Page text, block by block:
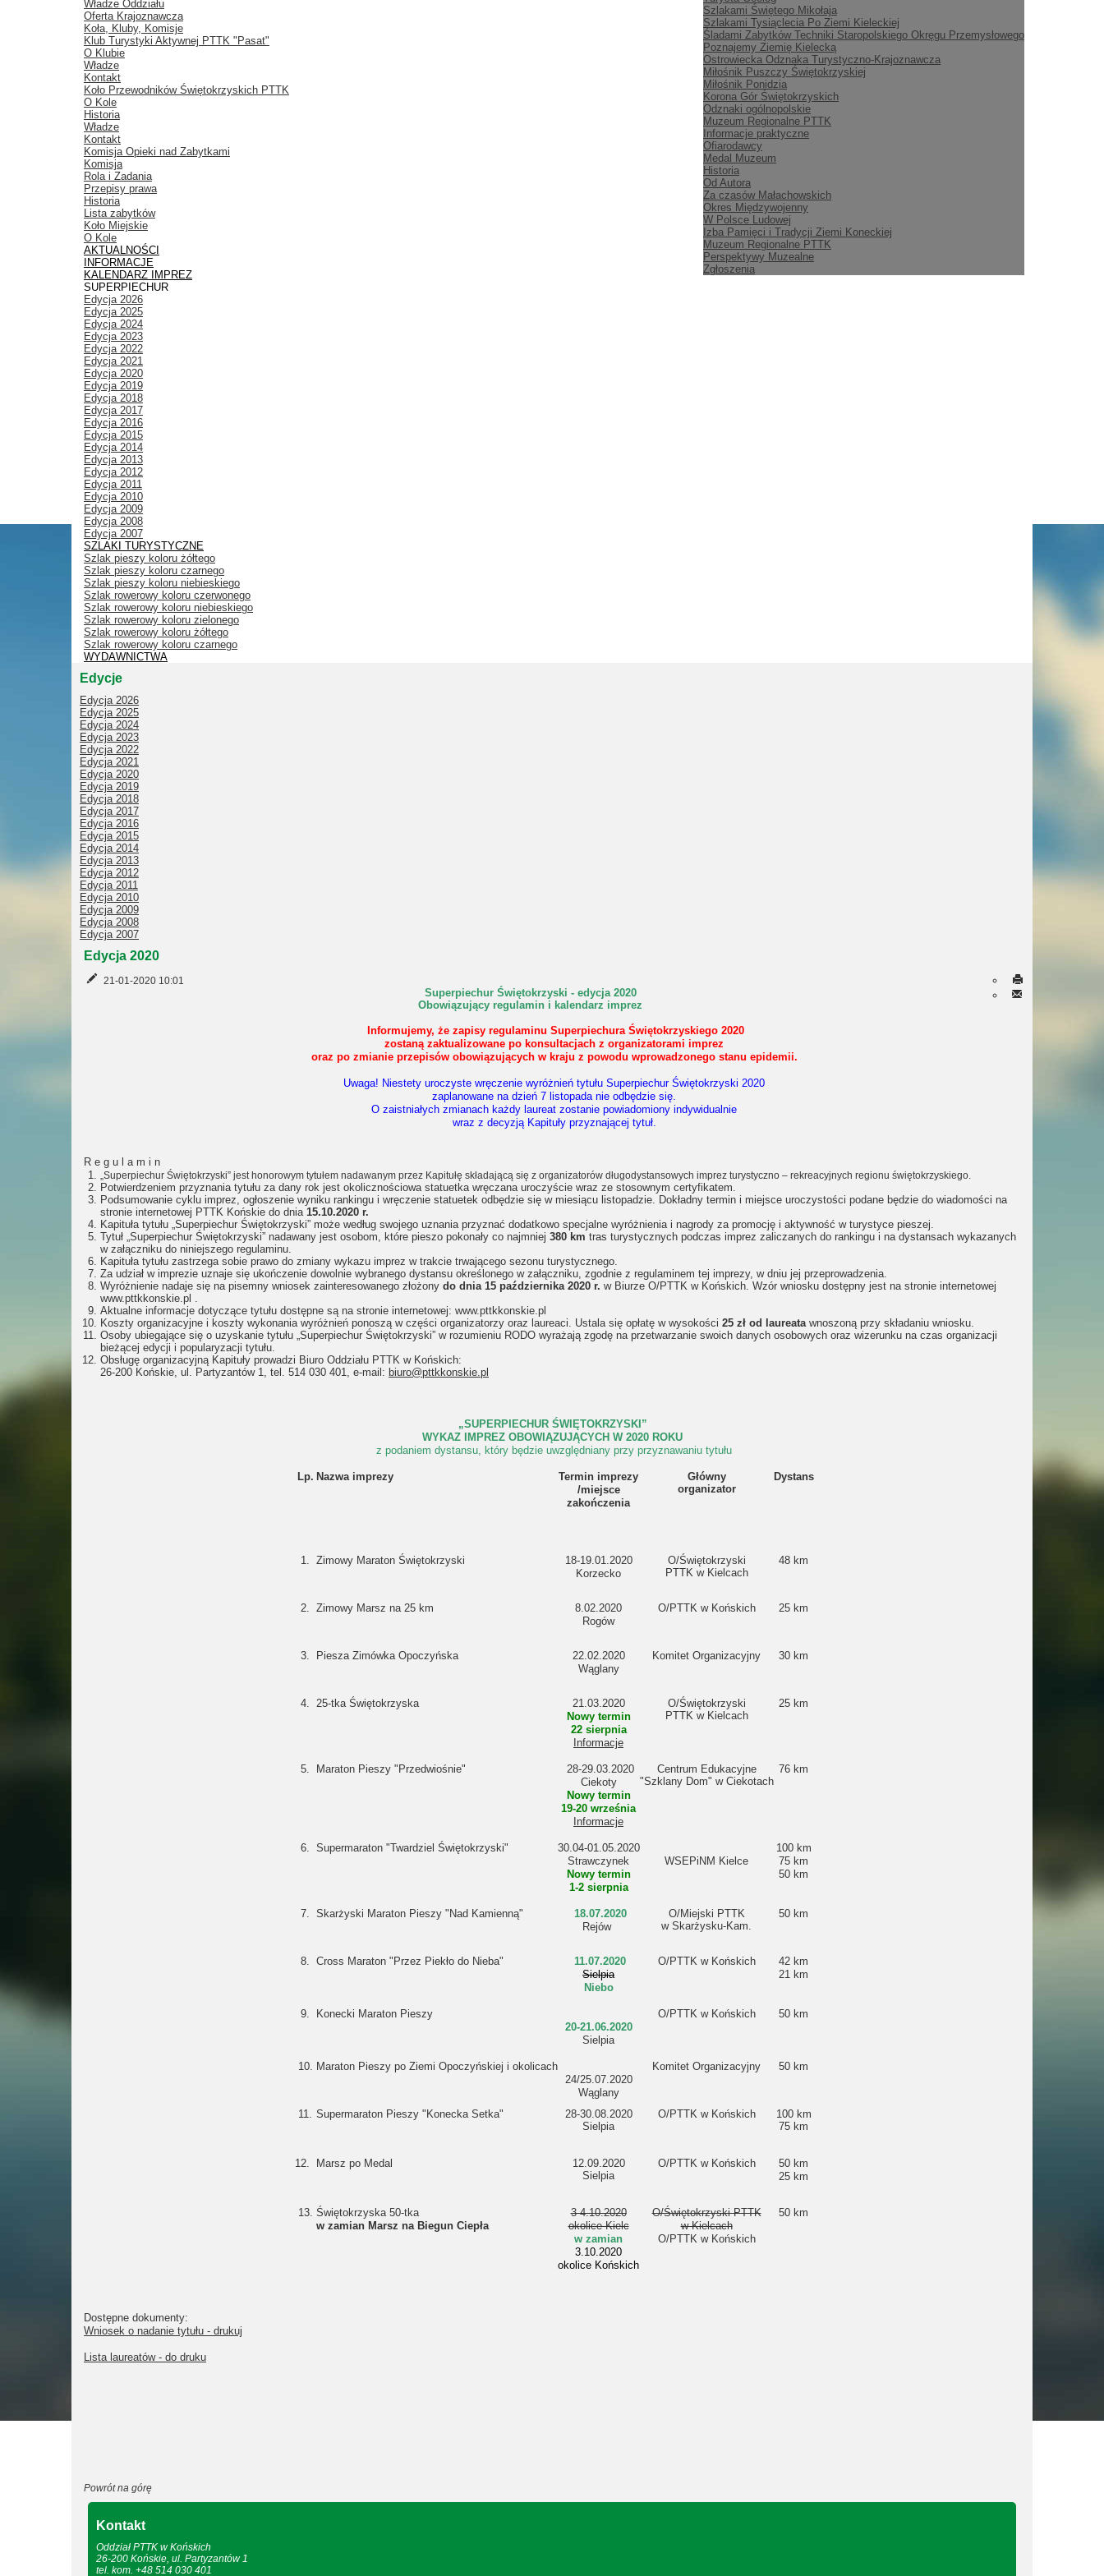
Szlakami Świętego Mikołaja
Szlakami Tysiąclecia Po Ziemi Kieleckiej
Śladami Zabytków Techniki Staropolskiego Okręgu Przemysłowego
Poznajemy Ziemię Kielecką
Ostrowiecka Odznaka Turystyczno-Krajoznawcza
Miłośnik Puszczy Świętokrzyskiej
Miłośnik Ponidzia
Korona Gór Świętokrzyskich
Odznaki ogólnopolskie
Muzeum Regionalne PTTK
Informacje praktyczne
Ofiarodawcy
Medal Muzeum
Historia
Od Autora
Za czasów Małachowskich
Okres Międzywojenny
W Polsce Ludowej
Izba Pamięci i Tradycji Ziemi Koneckiej
Muzeum Regionalne PTTK
Perspektywy Muzealne
Zgłoszenia
Władze Oddziału
Oferta Krajoznawcza
Koła, Kluby, Komisje
Klub Turystyki Aktywnej PTTK "Pasat"
O Klubie
Władze
Kontakt
Koło Przewodników Świętokrzyskich PTTK
O Kole
Historia
Władze
Kontakt
Komisja Opieki nad Zabytkami
Komisja
Rola i Zadania
Przepisy prawa
Historia
Lista zabytków
Koło Miejskie
O Kole
AKTUALNOŚCI
INFORMACJE
KALENDARZ IMPREZ
SUPERPIECHUR
Edycja 2026
Edycja 2025
Edycja 2024
Edycja 2023
Edycja 2022
Edycja 2021
Edycja 2020
Edycja 2019
Edycja 2018
Edycja 2017
Edycja 2016
Edycja 2015
Edycja 2014
Edycja 2013
Edycja 2012
Edycja 2011
Edycja 2010
Edycja 2009
Edycja 2008
Edycja 2007
SZLAKI TURYSTYCZNE
Szlak pieszy koloru żółtego
Szlak pieszy koloru czarnego
Szlak pieszy koloru niebieskiego
Szlak rowerowy koloru czerwonego
Szlak rowerowy koloru niebieskiego
Szlak rowerowy koloru zielonego
Szlak rowerowy koloru żółtego
Szlak rowerowy koloru czarnego
WYDAWNICTWA
Edycje
Edycja 2026
Edycja 2025
Edycja 2024
Edycja 2023
Edycja 2022
Edycja 2021
Edycja 2020
Edycja 2019
Edycja 2018
Edycja 2017
Edycja 2016
Edycja 2015
Edycja 2014
Edycja 2013
Edycja 2012
Edycja 2011
Edycja 2010
Edycja 2009
Edycja 2008
Edycja 2007
Edycja 2020
21-01-2020 10:01
Superpiechur Świętokrzyski - edycja 2020
Obowiązujący regulamin i kalendarz imprez
Informujemy, że zapisy regulaminu Superpiechura Świętokrzyskiego 2020
zostaną zaktualizowane po konsultacjach z organizatorami imprez
oraz po zmianie przepisów obowiązujących w kraju z powodu wprowadzonego stanu epidemii.
Uwaga! Niestety uroczyste wręczenie wyróżnień tytułu Superpiechur Świętokrzyski 2020
zaplanowane na dzień 7 listopada nie odbędzie się.
O zaistniałych zmianach każdy laureat zostanie powiadomiony indywidualnie
wraz z decyzją Kapituły przyznającej tytuł.
R e g u l a m i n
„Superpiechur Świętokrzyski” jest honorowym tytułem nadawanym przez Kapitułę składającą się z organizatorów długodystansowych imprez turystyczno – rekreacyjnych regionu świętokrzyskiego.
Potwierdzeniem przyznania tytułu za dany rok jest okolicznościowa statuetka wręczana uroczyście wraz ze stosownym certyfikatem.
Podsumowanie cyklu imprez, ogłoszenie wyniku rankingu i wręczenie statuetek odbędzie się w miesiącu listopadzie. Dokładny termin i miejsce uroczystości podane będzie do wiadomości na
stronie internetowej PTTK Końskie do dnia 15.10.2020 r.
Kapituła tytułu „Superpiechur Świętokrzyski” może według swojego uznania przyznać dodatkowo specjalne wyróżnienia i nagrody za promocję i aktywność w turystyce pieszej.
Tytuł „Superpiechur Świętokrzyski” nadawany jest osobom, które pieszo pokonały co najmniej 380 km tras turystycznych podczas imprez zaliczanych do rankingu i na dystansach wykazanych
w załączniku do niniejszego regulaminu.
Kapituła tytułu zastrzega sobie prawo do zmiany wykazu imprez w trakcie trwającego sezonu turystycznego.
Za udział w imprezie uznaje się ukończenie dowolnie wybranego dystansu określonego w załączniku, zgodnie z regulaminem tej imprezy, w dniu jej przeprowadzenia.
Wyróżnienie nadaje się na pisemny wniosek zainteresowanego złożony do dnia 15 października 2020 r. w Biurze O/PTTK w Końskich. Wzór wniosku dostępny jest na stronie internetowej
www.pttkkonskie.pl .
Aktualne informacje dotyczące tytułu dostępne są na stronie internetowej: www.pttkkonskie.pl
Koszty organizacyjne i koszty wykonania wyróżnień ponoszą w części organizatorzy oraz laureaci. Ustala się opłatę w wysokości 25 zł od laureatawnoszoną przy składaniu wniosku.
Osoby ubiegające się o uzyskanie tytułu „Superpiechur Świętokrzyski” w rozumieniu RODO wyrażają zgodę na przetwarzanie swoich danych osobowych oraz wizerunku na czas organizacji
bieżącej edycji i popularyzacji tytułu.
Obsługę organizacyjną Kapituły prowadzi Biuro Oddziału PTTK w Końskich:
26-200 Końskie, ul. Partyzantów 1, tel. 514 030 401, e-mail: biuro@pttkkonskie.pl
„SUPERPIECHUR ŚWIĘTOKRZYSKI”
WYKAZ IMPREZ OBOWIĄZUJĄCYCH W 2020 ROKU
z podaniem dystansu, który będzie uwzględniany przy przyznawaniu tytułu
Lp. Nazwa imprezy
Termin imprezy
/miejsce
zakończenia
Główny
organizator
Dystans
1. Zimowy Maraton Świętokrzyski
18-19.01.2020
Korzecko
O/Świętokrzyski
PTTK w Kielcach
48 km
2. Zimowy Marsz na 25 km
8.02.2020
Rogów
O/PTTK w Końskich 25 km
3. Piesza Zimówka Opoczyńska
22.02.2020
Wąglany
Komitet Organizacyjny 30 km
4. 25-tka Świętokrzyska
21.03.2020
Nowy termin
22 sierpnia
Informacje
O/Świętokrzyski
PTTK w Kielcach
25 km
5. Maraton Pieszy "Przedwiośnie"
28-29.03.2020
Ciekoty
Nowy termin
19-20 września
Informacje
Centrum Edukacyjne
"Szklany Dom" w Ciekotach
76 km
6. Supermaraton "Twardziel Świętokrzyski"
30.04-01.05.2020
Strawczynek
Nowy termin
1-2 sierpnia
WSEPiNM Kielce
100 km
75 km
50 km
7. Skarżyski Maraton Pieszy "Nad Kamienną"
18.07.2020
Rejów
O/Miejski PTTK
w Skarżysku-Kam.
50 km
8. Cross Maraton "Przez Piekło do Nieba"
11.07.2020
Sielpia
Niebo
O/PTTK w Końskich
42 km
21 km
9.
Konecki Maraton Pieszy
20-21.06.2020
Sielpia
O/PTTK w Końskich 50 km
10. Maraton Pieszy po Ziemi Opoczyńskiej i okolicach
24/25.07.2020
Wąglany
Komitet Organizacyjny 50 km
11. Supermaraton Pieszy "Konecka Setka"
28-30.08.2020
Sielpia
O/PTTK w Końskich
100 km
75 km
12. Marsz po Medal
12.09.2020
Sielpia
O/PTTK w Końskich
50 km
25 km
13. Świętokrzyska 50-tka
w zamian Marsz na Biegun Ciepła
3-4.10.2020
okolice Kielc
w zamian
3.10.2020
okolice Końskich
O/Świętokrzyski PTTK
w Kielcach
O/PTTK w Końskich
50 km
Dostępne dokumenty:
Wniosek o nadanie tytułu - drukuj
Lista laureatów - do druku
Powrót na górę
Kontakt
Oddział PTTK w Końskich
26-200 Końskie, ul. Partyzantów 1
tel. kom. +48 514 030 401